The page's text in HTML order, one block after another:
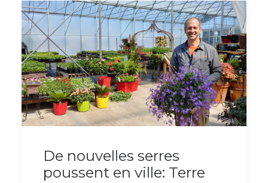
RECHERCHE
De nouvelles serres
poussent en ville: Terre